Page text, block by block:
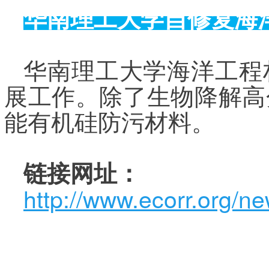
华南理工大学自修复
华南理工大学海洋工
展工作。除了生物降解
能有机硅防污材料。
链接网址：
http://www.ecorr.org/